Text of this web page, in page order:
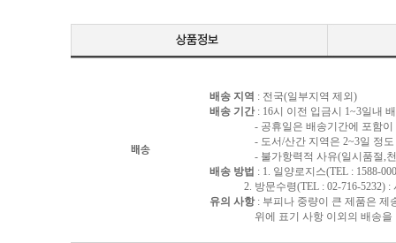
배송
배송 지역 : 전국(일부지역 제외)
배송 기간 : 16시 이전 입금시 1~3일내
- 공휴일은 배송기간에 포함이
- 도서/산간 지역은 2~3일 정도
- 불가항력적 사유(일시품절,천재
배송 방법 : 1. 일양로지스(TEL : 1588-
2. 방문수령(TEL : 02-716-5232) :
유의 사항: 부피나 중량이 큰 제품은 제
위에 표기 사항 이외의 배송을 원